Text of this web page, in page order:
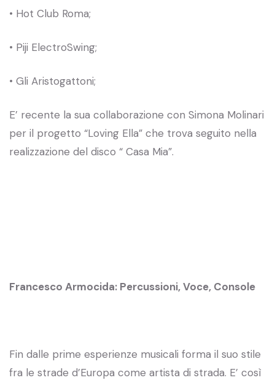
• Hot Club Roma;
• Piji ElectroSwing;
• Gli Aristogattoni;
E’ recente la sua collaborazione con Simona Molinari
per il progetto “Loving Ella” che trova seguito nella
realizzazione del disco “ Casa Mia”.
Francesco Armocida: Percussioni, Voce, Console
Fin dalle prime esperienze musicali forma il suo stile
fra le strade d’Europa come artista di strada. E’ così